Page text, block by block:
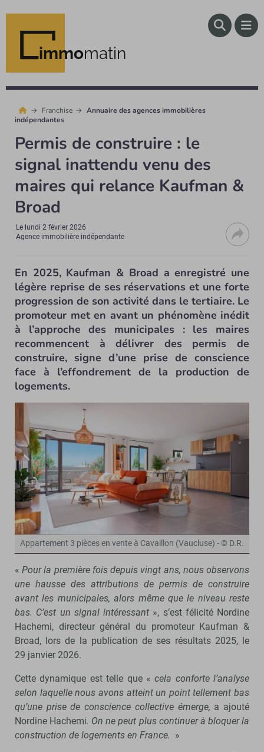
immomatin
Franchise
Annuaire des agences immobilières
indépendantes
Permis de construire : le
signal inattendu venu des
maires qui relance Kaufman &
Broad
Le lundi 2 février 2026
Agence immobilière indépendante
En 2025, Kaufman & Broad a enregistré une
légère reprise de ses réservations et une forte
progression de son activité dans le tertiaire. Le
promoteur met en avant un phénomène inédit
à l’approche des municipales : les maires
recommencent à délivrer des permis de
construire, signe d’une prise de conscience
face à l’effondrement de la production de
logements.
Appartement 3 pièces en vente à Cavaillon (Vaucluse) - © D.R.
«Pour la première fois depuis vingt ans, nous observons
une hausse des attributions de permis de construire
avant les municipales, alors même que le niveau reste
bas. C’est un signal intéressant », s’est félicité Nordine
Hachemi, directeur général du promoteur Kaufman &
Broad, lors de la publication de ses résultats 2025, le
29 janvier 2026.
Cette dynamique est telle que «cela conforte l’analyse
selon laquelle nous avons atteint un point tellement bas
qu’une prise de conscience collective émerge, a ajouté
Nordine Hachemi. On ne peut plus continuer à bloquer la
construction de logements en France. »